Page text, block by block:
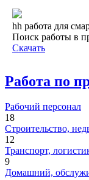
hh работа для
Поиск работы в
Скачать
Работа по
Рабочий персонал
18
Строительство,
12
Транспорт,
9
Домашний,